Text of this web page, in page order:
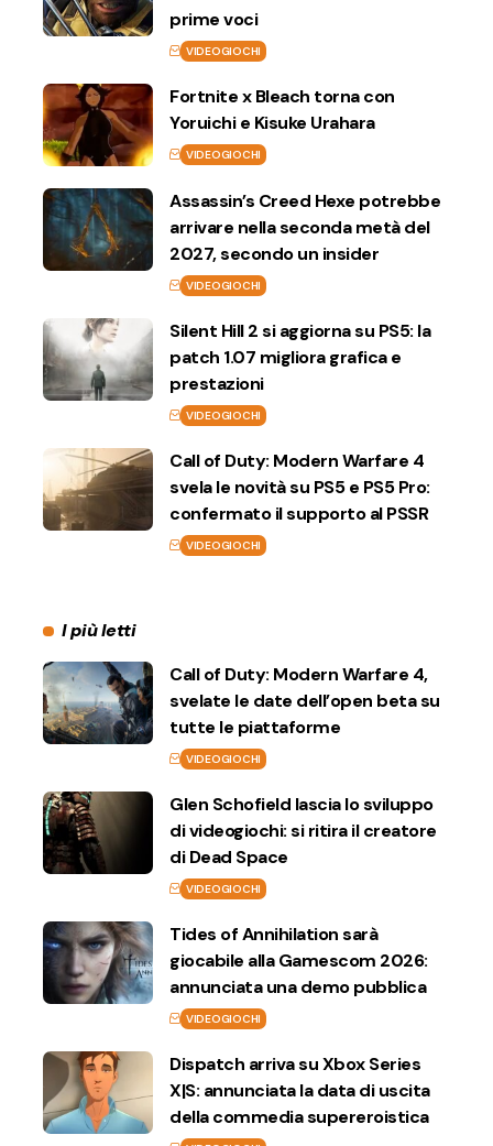
prime voci
VIDEOGIOCHI
Fortnite x Bleach torna con
Yoruichi e Kisuke Urahara
VIDEOGIOCHI
Assassin’s Creed Hexe potrebbe
arrivare nella seconda metà del
2027, secondo un insider
VIDEOGIOCHI
Silent Hill 2 si aggiorna su PS5: la
patch 1.07 migliora grafica e
prestazioni
VIDEOGIOCHI
Call of Duty: Modern Warfare 4
svela le novità su PS5 e PS5 Pro:
confermato il supporto al PSSR
VIDEOGIOCHI
I più letti
Call of Duty: Modern Warfare 4,
svelate le date dell’open beta su
tutte le piattaforme
VIDEOGIOCHI
Glen Schofield lascia lo sviluppo
di videogiochi: si ritira il creatore
di Dead Space
VIDEOGIOCHI
Tides of Annihilation sarà
giocabile alla Gamescom 2026:
annunciata una demo pubblica
VIDEOGIOCHI
Dispatch arriva su Xbox Series
X|S: annunciata la data di uscita
della commedia supereroistica